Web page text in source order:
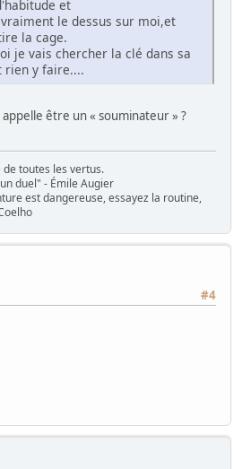
et
le dessus sur moi,et
la cage.
je vais chercher la clé dans sa
rien y faire....
appelle être un « souminateur » ?
toutes les vertus.
duel" - Émile Augier
est dangereuse, essayez la routine,
#4